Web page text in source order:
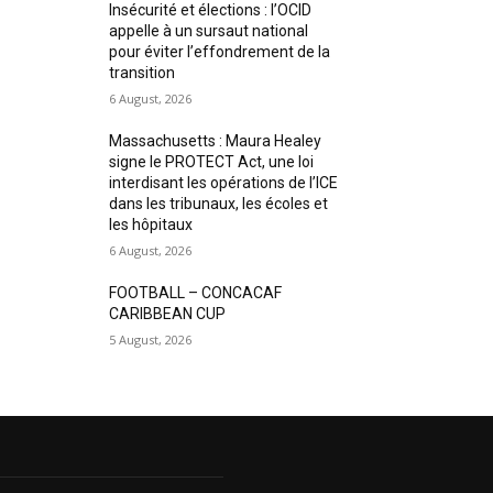
Insécurité et élections : l’OCID
appelle à un sursaut national
pour éviter l’effondrement de la
transition
6 August, 2026
Massachusetts : Maura Healey
signe le PROTECT Act, une loi
interdisant les opérations de l’ICE
dans les tribunaux, les écoles et
les hôpitaux
6 August, 2026
FOOTBALL – CONCACAF
CARIBBEAN CUP
5 August, 2026